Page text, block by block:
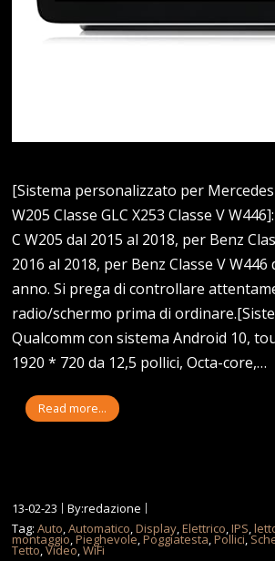
[Sistema personalizzato per Mercedes
W205 Classe GLC X253 Classe V
C W205 dal 2015 al 2018, per Benz
2016 al 2018, per Benz Classe V W446
anno. Si prega di controllare
radio/schermo prima di
Qualcomm con sistema Android 10,
1920 * 720 da 12,5 pollici, Octa-core,…
Read more...
13-02-23
By:redazione
Tag:Auto,Automatico,Display,Elettrico,IPS,
montaggio,Pieghevole,Poggiatesta,Pollici,
Tetto,Video,WiFi